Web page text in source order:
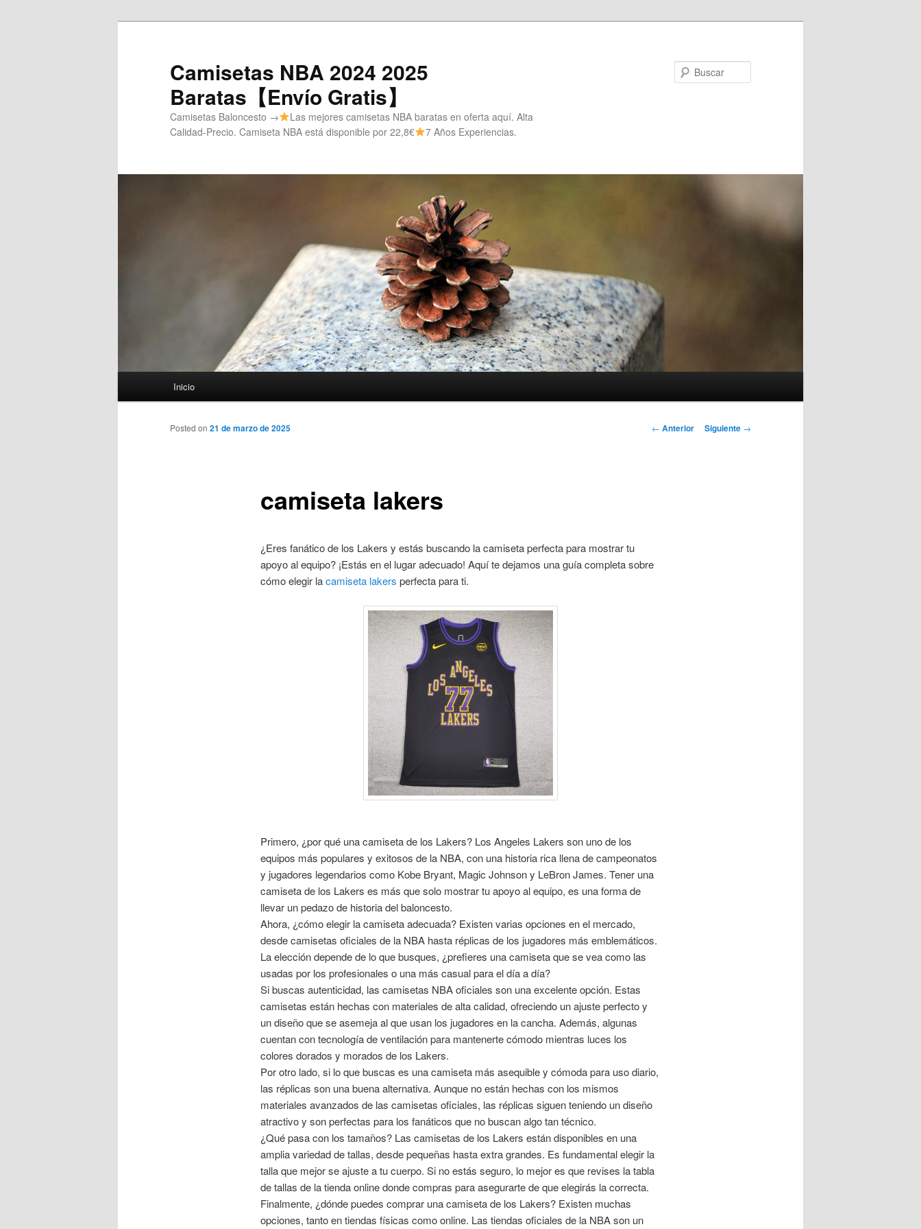
Camisetas NBA 2024 2025
Baratas【Envío Gratis】
Camisetas Baloncesto →
Las mejores camisetas NBA baratas en oferta aquí. Alta
Calidad-Precio. Camiseta NBA está disponible por 22,8€
7 Años Experiencias.
Inicio
Navegación
← Anterior Siguiente →
camiseta lakers
Posted on 21 de marzo de 2025
¿Eres fanático de los Lakers y estás buscando la camiseta perfecta para mostrar tu
apoyo al equipo? ¡Estás en el lugar adecuado! Aquí te dejamos una guía completa sobre
cómo elegir lacamiseta lakers perfecta para ti.
Primero, ¿por qué una camiseta de los Lakers? Los Angeles Lakers son uno de los
equipos más populares y exitosos de la NBA, con una historia rica llena de campeonatos
y jugadores legendarios como Kobe Bryant, Magic Johnson y LeBron James. Tener una
camiseta de los Lakers es más que solo mostrar tu apoyo al equipo, es una forma de
llevar un pedazo de historia del baloncesto.
Ahora, ¿cómo elegir la camiseta adecuada? Existen varias opciones en el mercado,
desde camisetas oficiales de la NBA hasta réplicas de los jugadores más emblemáticos.
La elección depende de lo que busques, ¿prefieres una camiseta que se vea como las
usadas por los profesionales o una más casual para el día a día?
Si buscas autenticidad, las camisetas NBA oficiales son una excelente opción. Estas
camisetas están hechas con materiales de alta calidad, ofreciendo un ajuste perfecto y
un diseño que se asemeja al que usan los jugadores en la cancha. Además, algunas
cuentan con tecnología de ventilación para mantenerte cómodo mientras luces los
colores dorados y morados de los Lakers.
Por otro lado, si lo que buscas es una camiseta más asequible y cómoda para uso diario,
las réplicas son una buena alternativa. Aunque no están hechas con los mismos
materiales avanzados de las camisetas oficiales, las réplicas siguen teniendo un diseño
atractivo y son perfectas para los fanáticos que no buscan algo tan técnico.
¿Qué pasa con los tamaños? Las camisetas de los Lakers están disponibles en una
amplia variedad de tallas, desde pequeñas hasta extra grandes. Es fundamental elegir la
talla que mejor se ajuste a tu cuerpo. Si no estás seguro, lo mejor es que revises la tabla
de tallas de la tienda online donde compras para asegurarte de que elegirás la correcta.
Finalmente, ¿dónde puedes comprar una camiseta de los Lakers? Existen muchas
opciones, tanto en tiendas físicas como online. Las tiendas oficiales de la NBA son un